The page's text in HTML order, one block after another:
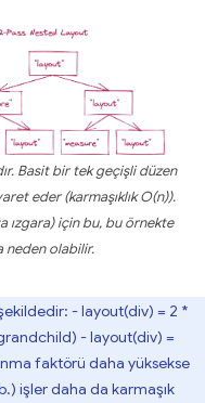
Basit bir tek geçişli düzen
eder (karmaşıklık O(n)).
ızgara) için bu, bu örnekte
neden olabilir.
- layout(div) = 2 *
- layout(div) =
faktörü daha yüksekse
işler daha da karmaşık